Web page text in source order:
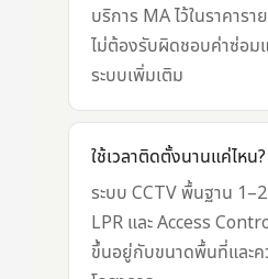
บริการ MA ไว้ในราคาร
ไม่ต้องรับผิดชอบค่าซ่อม
ระบบเพิ่มเติม
ใช้เวลาติดตั้งนานแค่ไหน?
ระบบ CCTV พื้นฐาน
LPR และ Access
ขึ้นอยู่กับขนาดพื้นที่และ